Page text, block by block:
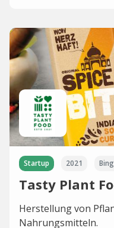
Startup 2021
Tasty Plant
Herstellung von
Nahrungsmitteln.